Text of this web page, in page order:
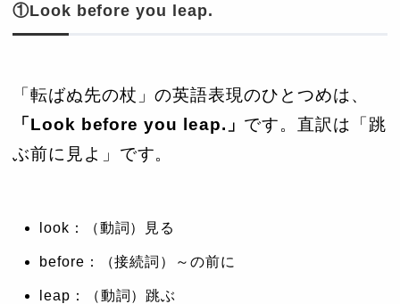
①Look before you leap.
「転ばぬ先の杖」の英語表現のひとつめは、
「Look before you leap.」 です。直訳は「跳
ぶ前に見よ」です。
look：（動詞）見る
before：（接続詞）～の前に
leap：（動詞）跳ぶ